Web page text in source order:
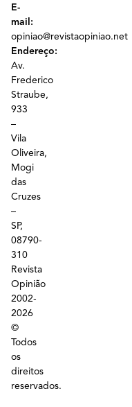
E-
mail:
opiniao@revistaopiniao.net
Endereço:
Av.
Frederico
Straube,
933
–
Vila
Oliveira,
Mogi
das
Cruzes
–
SP,
08790-
310
Revista
Opinião
2002-
2026
©
Todos
os
direitos
reservados.